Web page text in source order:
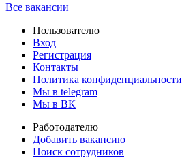
Все вакансии
Пользователю
Вход
Регистрация
Контакты
Политика конфиденциальности
Мы в telegram
Мы в ВК
Работодателю
Добавить вакансию
Поиск сотрудников